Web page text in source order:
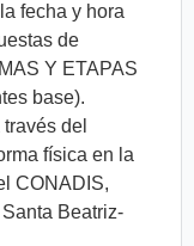
fecha y hora
de
Y ETAPAS
base).
del
física en la
CONADIS,
Beatriz-